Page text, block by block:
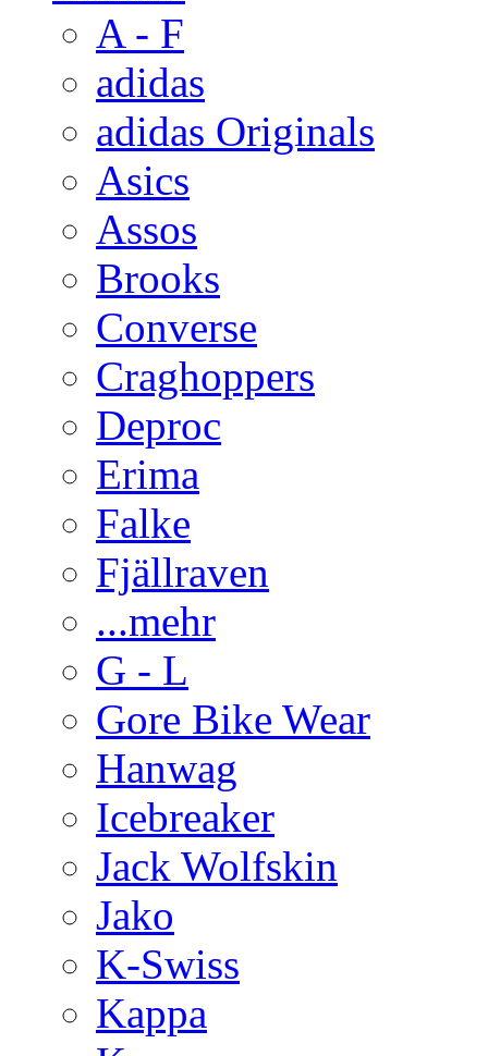
A - F
adidas
adidas Originals
Asics
Assos
Brooks
Converse
Craghoppers
Deproc
Erima
Falke
Fjällraven
...mehr
G - L
Gore Bike Wear
Hanwag
Icebreaker
Jack Wolfskin
Jako
K-Swiss
Kappa